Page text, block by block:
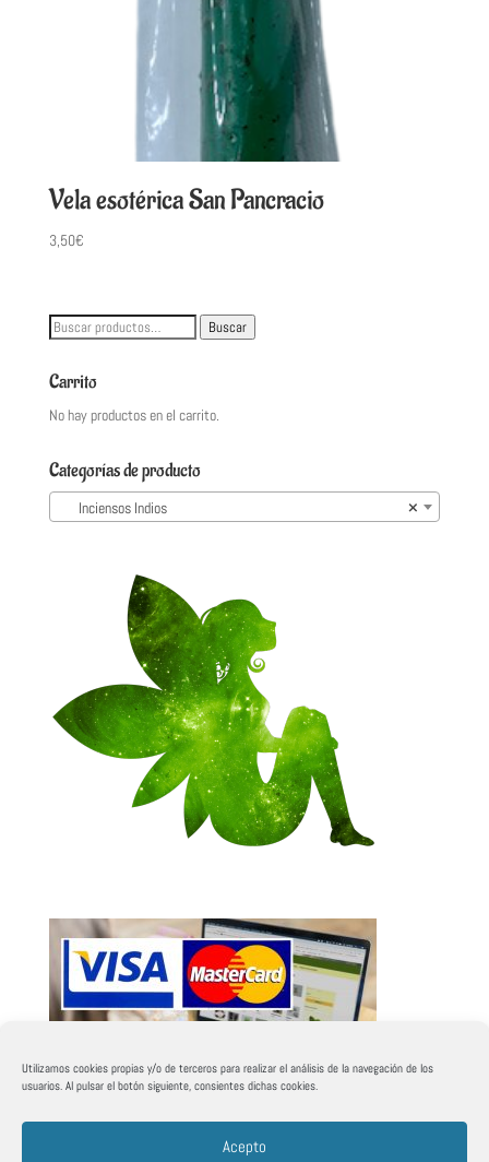
Utilizamos cookies propias y/o de terceros para realizar el análisis de la navegación de los
usuarios. Al pulsar el botón siguiente, consientes dichas cookies.
Acepto
Vela esotérica San Pancracio
3,50€
Buscar
Buscar
Carrito
No hay productos en el carrito.
Categorías de producto
×
Inciensos Indios